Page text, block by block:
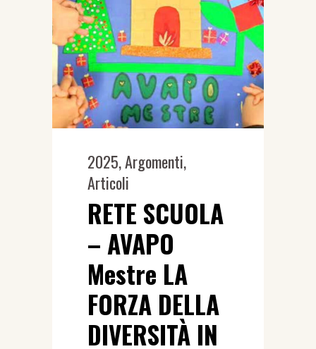
2025,Argomenti,
Articoli
RETE SCUOLA
– AVAPO
Mestre LA
FORZA DELLA
DIVERSITÀ IN